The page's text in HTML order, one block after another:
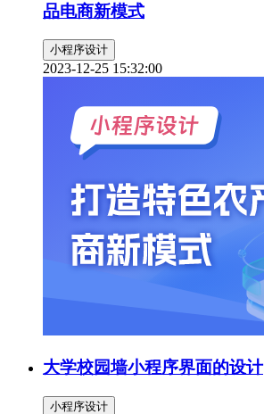
品电商新模式
小程序设计
2023-12-25 15:32:00
大学校园墙小程序界面的设计
小程序设计